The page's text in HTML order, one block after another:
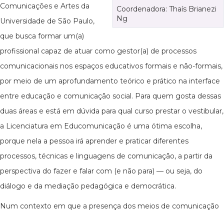
Coordenadora: Thaís Brianezi
Ng
Comunicações e Artes da
Universidade de São Paulo,
que busca formar um(a)
profissional capaz de atuar como gestor(a) de processos
comunicacionais nos espaços educativos formais e não-formais,
por meio de um aprofundamento teórico e prático na interface
entre educação e comunicação social. Para quem gosta dessas
duas áreas e está em dúvida para qual curso prestar o vestibular,
a Licenciatura em Educomunicação é uma ótima escolha,
porque nela a pessoa irá aprender e praticar diferentes
processos, técnicas e linguagens de comunicação, a partir da
perspectiva do fazer e falar com (e não para) — ou seja, do
diálogo e da mediação pedagógica e democrática.
Num contexto em que a presença dos meios de comunicação